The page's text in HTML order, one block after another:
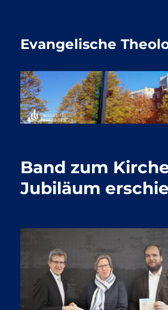
Evangelische
Band zum
Jubiläum